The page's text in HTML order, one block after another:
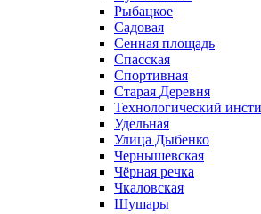
Рыбацкое
Садовая
Сенная площадь
Спасская
Спортивная
Старая Деревня
Технологический
Удельная
Улица Дыбенко
Чернышевская
Чёрная речка
Чкаловская
Шушары